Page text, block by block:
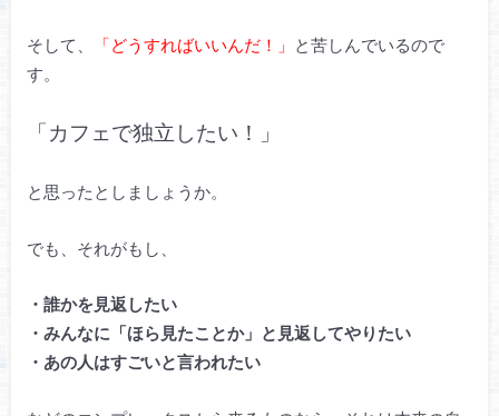
そして、 「どうすればいいんだ！」
と苦しんでいるので
す。
「カフェで独立したい！」
と思ったとしましょうか。
でも、それがもし、
・誰かを見返したい
・みんなに「ほら見たことか」と見返してやりたい
・あの人はすごいと言われたい